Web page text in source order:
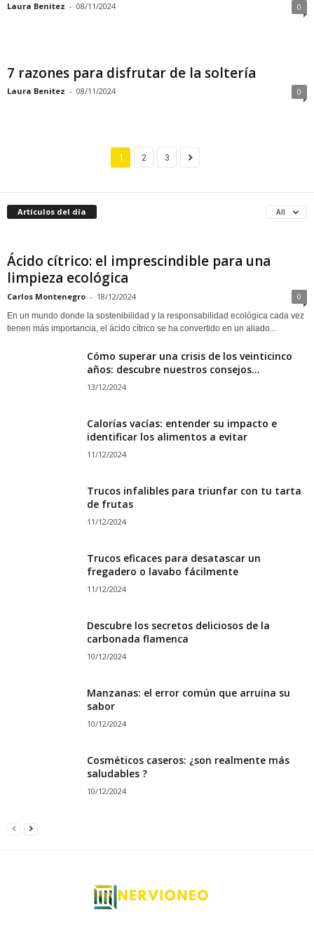
Laura Benitez - 08/11/2024 0
7 razones para disfrutar de la soltería
Laura Benitez - 08/11/2024 0
1 2 3
Artículos del día All
Ácido cítrico: el imprescindible para una
limpieza ecológica
Carlos Montenegro - 18/12/2024 0
En un mundo donde la sostenibilidad y la responsabilidad ecológica cada vez
tienen más importancia, el ácido cítrico se ha convertido en un aliado...
Cómo superar una crisis de los veinticinco
años: descubre nuestros consejos...
13/12/2024
Calorías vacías: entender su impacto e
identificar los alimentos a evitar
11/12/2024
Trucos infalibles para triunfar con tu tarta
de frutas
11/12/2024
Trucos eficaces para desatascar un
fregadero o lavabo fácilmente
11/12/2024
Descubre los secretos deliciosos de la
carbonada flamenca
10/12/2024
Manzanas: el error común que arruina su
sabor
10/12/2024
Cosméticos caseros: ¿son realmente más
saludables ?
10/12/2024